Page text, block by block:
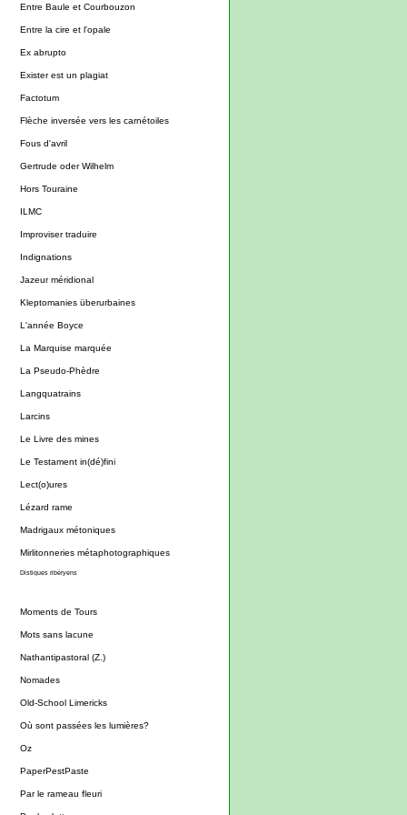
Entre Baule et Courbouzon
Entre la cire et l'opale
Ex abrupto
Exister est un plagiat
Factotum
Flèche inversée vers les carnétoiles
Fous d'avril
Gertrude oder Wilhelm
Hors Touraine
ILMC
Improviser traduire
Indignations
Jazeur méridional
Kleptomanies überurbaines
L'année Boyce
La Marquise marquée
La Pseudo-Phèdre
Langquatrains
Larcins
Le Livre des mines
Le Testament in(dé)fini
Lect(o)ures
Lézard rame
Madrigaux métoniques
Mirlitonneries métaphotographiques
Distiques ribéryens
Moments de Tours
Mots sans lacune
Nathantipastoral (Z.)
Nomades
Old-School Limericks
Où sont passées les lumières?
Oz
PaperPestPaste
Par le rameau fleuri